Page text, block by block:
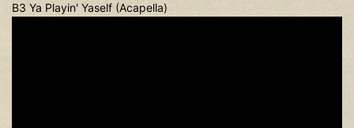
B3 Ya Playin' Yaself (Acapella)